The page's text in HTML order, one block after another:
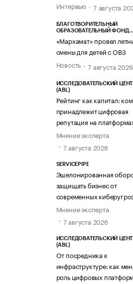
Интервью
7 августа
БЛАГОТВОРИТЕЛЬНЫЙ
ОБРАЗОВАТЕЛЬНЫЙ ФОНД
«Мархамат» провел
смены для детей с ОВЗ
Новость
7 августа 2026
ИССЛЕДОВАТЕЛЬСКИЙ
(ABL)
Рейтинг как капитал:
принадлежит цифровая
репутация на
Мнение эксперта
7 августа 2026
SERVICEPIPE
Эшелонированная
защищать бизнес от
современных
Мнение эксперта
7 августа 2026
ИССЛЕДОВАТЕЛЬСКИЙ
(ABL)
От посредника к
инфраструктуре: как
роль цифровых платформ